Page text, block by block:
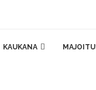
KAUKANA